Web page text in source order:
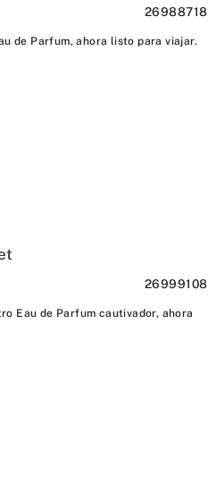
26988718
de Parfum, ahora listo para viajar.
26999108
Eau de Parfum cautivador, ahora